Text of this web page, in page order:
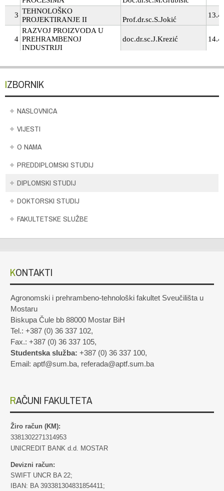
IZBORNIK
NASLOVNICA
VIJESTI
O NAMA
PREDDIPLOMSKI STUDIJ
DIPLOMSKI STUDIJ
DOKTORSKI STUDIJ
FAKULTETSKE SLUŽBE
KONTAKTI
Agronomski i prehrambeno-tehnološki fakultet Sveučilišta u
Mostaru
Biskupa Čule bb 88000 Mostar BiH
Tel.: +387 (0) 36 337 102,
Fax.: +387 (0) 36 337 105,
Studentska služba: +387 (0) 36 337 100,
Email: aptf@sum.ba, referada@aptf.sum.ba
RAČUNI FAKULTETA
Žiro račun (KM):
3381302271314953
UNICREDIT BANK d.d. MOSTAR
Devizni račun:
SWIFT UNCR BA 22;
IBAN: BA 393381304831854411;